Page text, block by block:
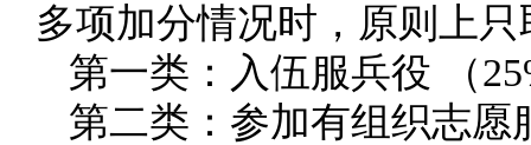
多项加分情况时，原则上
第一类：入伍服兵役 （
第二类：参加有组织志愿